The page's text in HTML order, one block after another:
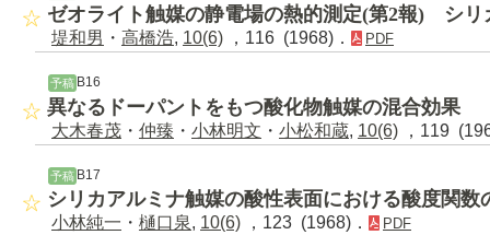
ゼオライト触媒の静電場の熱的測定(第2報) シリ
堤和男 ・ 高橋浩, 10(6) ，116 (1968)． PDF
予稿 B16
異なるドーパントをもつ酸化物触媒の混合効果
大木春茂 ・ 仲臻 ・ 小林明文 ・ 小松和蔵, 10(6) ，119
予稿B17
シリカアルミナ触媒の酸性表面における酸度関数
小林純一 ・ 樋口泉, 10(6) ，123 (1968)． PDF